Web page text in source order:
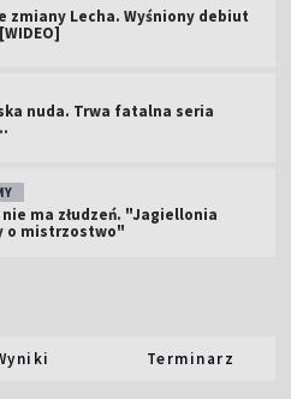
zmiany Lecha. Wyśniony debiut
nuda. Trwa fatalna seria
ma złudzeń. "Jagiellonia
o mistrzostwo"
Terminarz